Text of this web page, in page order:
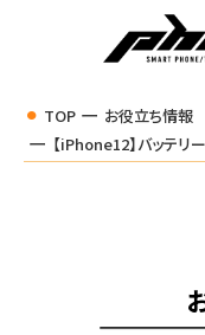
TOP
お役立ち情報
【iPhone12】バッテ